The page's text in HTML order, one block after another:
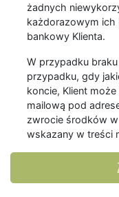
żadnych
każdorazowym ich
bankowy Klienta.
W przypadku
przypadku, gdy
koncie, Klient
mailową pod
zwrocie środków w
wskazany w treści